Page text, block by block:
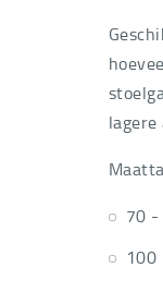
lagere
70 -
100